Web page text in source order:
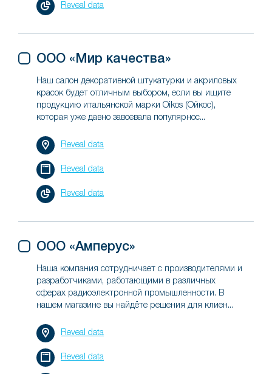
Reveal data
ООО «Мир качества»
Наш салон декоративной штукатурки и акриловых
красок будет отличным выбором, если вы ищите
продукцию итальянской марки Oikos (Ойкос),
которая уже давно завоевала популярнос...
Reveal data
Reveal data
Reveal data
ООО «Амперус»
Наша компания сотрудничает с производителями и
разработчиками, работающими в различных
сферах радиоэлектронной промышленности. В
нашем магазине вы найдёте решения для клиен...
Reveal data
Reveal data